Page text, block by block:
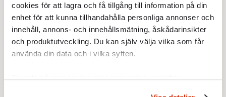
cookies för att lagra och få tillgång till information på din
enhet för att kunna tillhandahålla personliga annonser och
innehåll, annons- och innehållsmätning, åskådarinsikter
och produktutveckling. Du kan själv välja vilka som får
använda din data och i vilka syften.
Ta reda på mer om hur dina personliga uppgifter
Flugan sitter nu allt längre på samma fläck.
Men på fel plats. Tiden upphör i vår lilla
värld. Duschdraperiet. Spegeln. Runt och
fram och tillbaka. Lite tröttare. Duns mot